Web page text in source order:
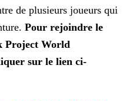
de plusieurs joueurs qui
Pour rejoindre le
Project World
sur le lien ci-